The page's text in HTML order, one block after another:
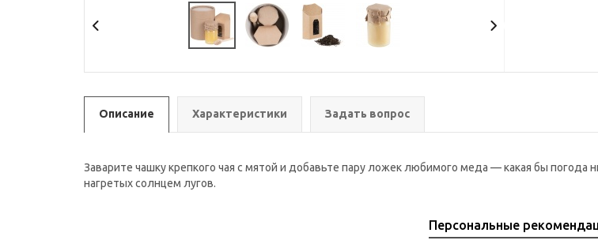
Описание Характеристики Задать вопрос
Заварите чашку крепкого чая с мятой и добавьте пару ложек любимого меда — какая бы погода
нагретых солнцем лугов.
Персональные